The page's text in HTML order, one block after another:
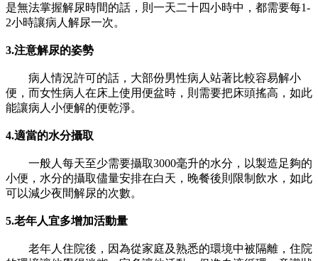
是無法掌握解尿時間的話，則一天二十四小時中，都需要每1-
2小時讓病人解尿一次。
3.注意解尿的姿勢
病人情況許可的話，大部份男性病人站著比較容易解小
便，而女性病人在床上使用便盆時，則需要把床頭搖高，如此
能讓病人小便解的便乾淨。
4.適當的水分攝取
一般人每天至少需要攝取3000毫升的水分，以製造足夠的
小便，水分的攝取儘量安排在白天，晚餐後則限制飲水，如此
可以減少夜間解尿的次數。
5.老年人宜多增加活動量
老年人住院後，因為從家庭及熟悉的環境中被隔離，住院